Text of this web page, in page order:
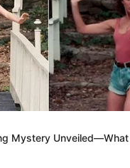
Mystery Unveiled—What